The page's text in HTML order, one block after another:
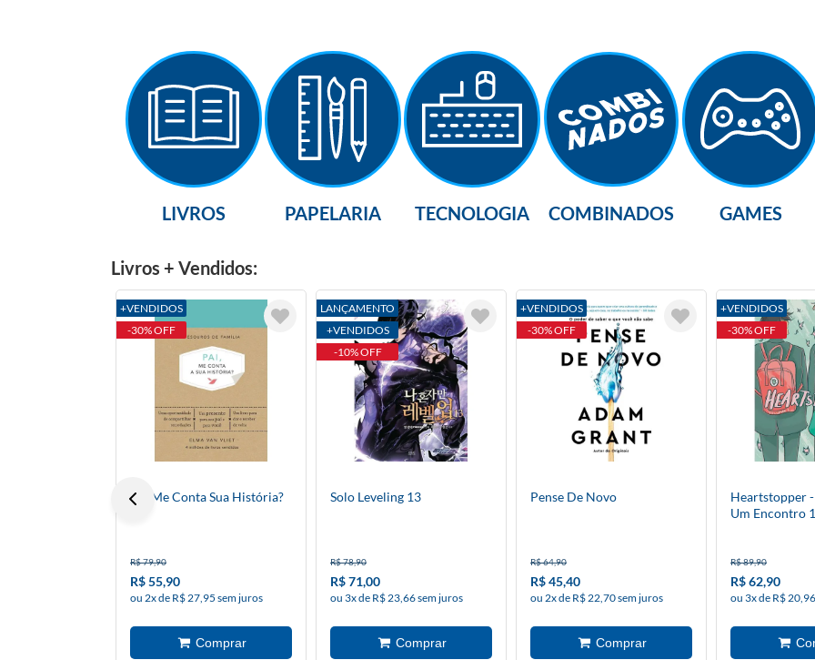
LIVROS PAPELARIA TECNOLOGIA COMBINADOS GAMES
Livros + Vendidos:
+VENDIDOS
-30% OFF
Pai Me Conta Sua História?
R$ 79,90
R$ 55,90
ou 2x de R$ 27,95 sem juros
LANÇAMENTO
+VENDIDOS
-10% OFF
Solo Leveling 13
R$ 78,90
R$ 71,00
ou 3x de R$ 23,66 sem juros
+VENDIDOS
-30% OFF
Pense De Novo
R$ 64,90
R$ 45,40
ou 2x de R$ 22,70 sem juros
+VENDIDOS
-30% OFF
Heartstopper
Um Encontro 1
R$ 89,90
R$ 62,90
ou 3x de R$